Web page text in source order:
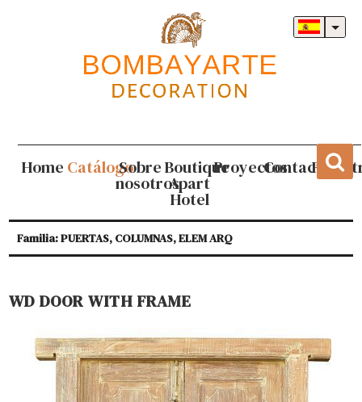
Home CatálogoSobre
nosotros
Boutique
Apart
Hotel
ProyectosContacto
Familia: PUERTAS, COLUMNAS, ELEM ARQ
WD DOOR WITH FRAME